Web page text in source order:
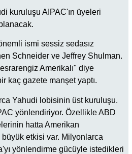
kuruluşu AIPAC'ın üyeleri
ismi sessiz sedasız
Schneider ve Jeffrey Shulman.
Amerikalı" diye
kaç gazete manşet yaptı.
Yahudi lobisinin üst kuruluşu.
yönlendiriyor. Özellikle ABD
hatta Amerikan
büyük etkisi var. Milyonlarca
yönlendirme gücüyle istedikleri